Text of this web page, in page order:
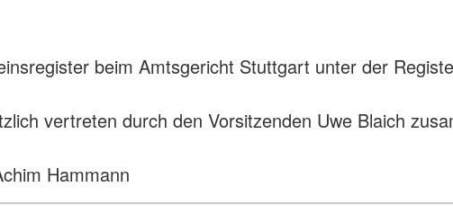
beim Amtsgericht Stuttgart unter der
vertreten durch den Vorsitzenden Uwe Blaich
Hammann